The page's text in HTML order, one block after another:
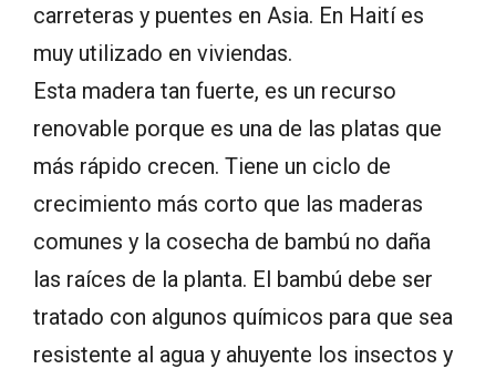
carreteras y puentes en Asia. En Haití es
muy utilizado en viviendas.
Esta madera tan fuerte, es un recurso
renovable porque es una de las platas que
más rápido crecen. Tiene un ciclo de
crecimiento más corto que las maderas
comunes y la cosecha de bambú no daña
las raíces de la planta. El bambú debe ser
tratado con algunos químicos para que sea
resistente al agua y ahuyente los insectos y